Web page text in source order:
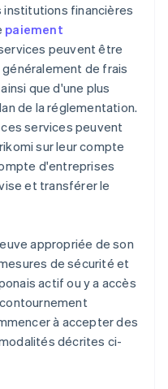
institutions financières
paiement
peuvent être
de frais
que d'une plus
de la réglementation.
services peuvent
sur leur compte
d'entreprises
et transférer le
appropriée de son
de sécurité et
actif ou y a accès
à accepter des
décrites ci-